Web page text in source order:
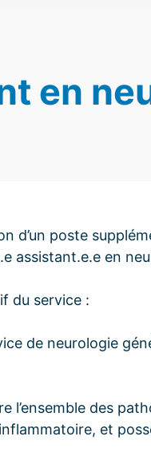
en
d’un poste
assistant.e.e en
du service :
de neurologie
l’ensemble des
et